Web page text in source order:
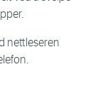
nettleseren